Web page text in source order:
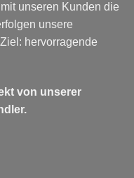
unseren Kunden die
unsere
hervorragende
von unserer